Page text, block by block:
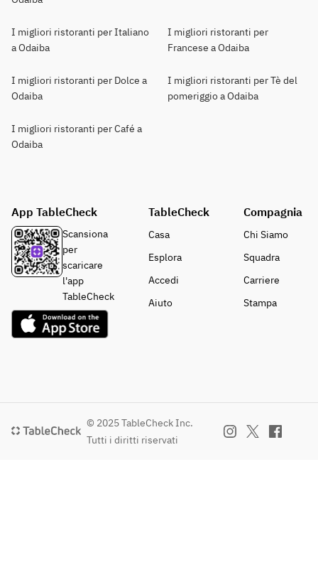
I migliori ristoranti per Italiano
a Odaiba
I migliori ristoranti per
Francese a Odaiba
I migliori ristoranti per Dolce a
Odaiba
I migliori ristoranti per Tè del
pomeriggio a Odaiba
I migliori ristoranti per Café a
Odaiba
App TableCheck
Scansiona
per
scaricare
l'app
TableCheck
TableCheck
Casa
Esplora
Accedi
Aiuto
Compagnia
Chi Siamo
Squadra
Carriere
Stampa
© 2025 TableCheck Inc.
Tutti i diritti riservati